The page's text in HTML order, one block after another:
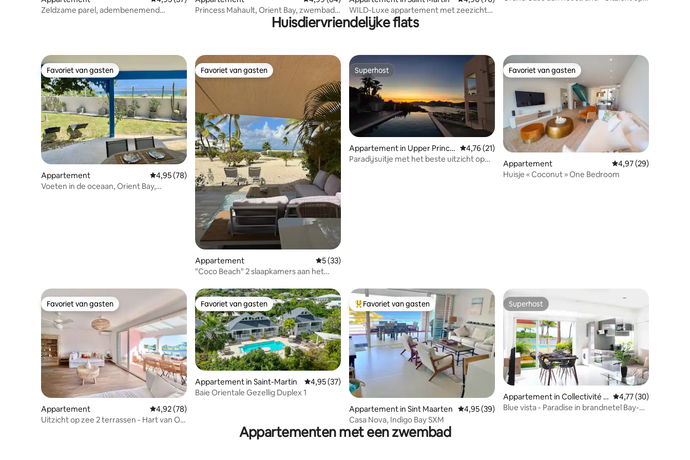
Zeldzame parel, adembenemend
Princess Mahault, Orient Bay, zwembad,
WILD-Luxe appartement met zeezicht
Anse Marcel
Huisdiervriendelijke flats
Favoriet van gasten
Favoriet van gasten
Appartement Gemiddelde beoordeling van 4,95 uit 5, 78 recensies
4,95 (78)
Voeten in de oceaan, Orient Bay,
Favoriet van gasten
Favoriet van gasten
Appartement Gemiddelde beoordeling van 5 uit 5, 33 recensies
5 (33)
"Coco Beach" 2 slaapkamers aan het
Superhost
Superhost
Appartement in Upper Princ
e's Quarter
Gemiddelde beoordeling van 4,76 uit 5, 21 recensies
4,76 (21)
Paradijsuitje met het beste uitzicht op
Favoriet van gasten
Favoriet van gasten
Appartement Gemiddelde
4,97 (29)
Huisje « Coconut » One Bedroom
Favoriet van gasten
Favoriet van gasten
Appartement Gemiddelde beoordeling van 4,92 uit 5, 78 recensies
4,92 (78)
Uitzicht op zee 2 terrassen - Hart van OB
Favoriet van gasten
Favoriet van gasten
Appartement in Saint-Martin Gemiddelde beoordeling van 4,95 uit 5, 37 recensies
4,95 (37)
Baie Orientale Gezellig Duplex 1
Topfavoriet van gasten
Favoriet van gasten
Appartement in Sint Maarten Gemiddelde beoordeling van 4,95 uit 5, 39 recensies
4,95 (39)
Casa Nova, Indigo Bay SXM
Superhost
Superhost
Appartement in Collectivité d
e Saint-Martin
Gemiddelde
4,77 (30)
Blue vista - Paradise in brandnetel Bay-
Appartementen met een zwembad